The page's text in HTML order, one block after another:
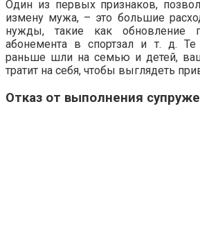
Один из первых признаков,
измену мужа, – это большие
нужды, такие как обновление
абонемента в спортзал и т. д. Те
раньше шли на семью и детей,
тратит на себя, чтобы выглядеть
Отказ от выполнения